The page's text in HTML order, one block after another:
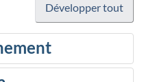
Développer tout